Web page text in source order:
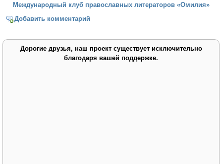
Международный клуб православных литераторов «Омилия»
Добавить комментарий
Дорогие друзья, наш проект существует исключительно
благодаря вашей поддержке.